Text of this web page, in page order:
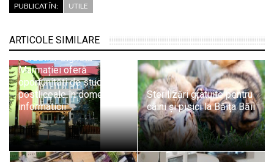
PUBLICAT ÎN: UTILE
ARTICOLE SIMILARE
Liceul Tehnologic
Forestier Sighetu
Marmației oferă
oportunități de studii
postliceale în domeniul
informaticii
Sterilizări gratuite pentru
câini și pisici la Băița Băii